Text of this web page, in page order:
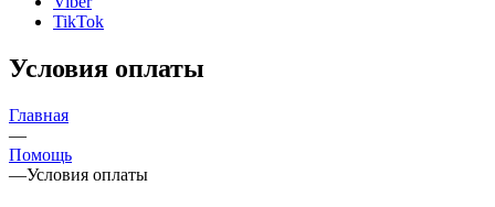
TikTok
Условия оплаты
Главная
—
Помощь
—Условия оплаты